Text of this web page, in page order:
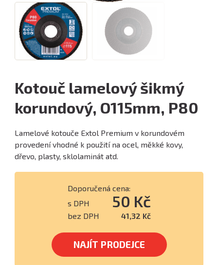
Kotouč lamelový šikmý
korundový, O115mm, P80
Lamelové kotouče Extol Premium v korundovém
provedení vhodné k použití na ocel, měkké kovy,
dřevo, plasty, sklolaminát atd.
Doporučená cena:
s DPH
50 Kč
bez DPH 41,32 Kč
NAJÍT PRODEJCE